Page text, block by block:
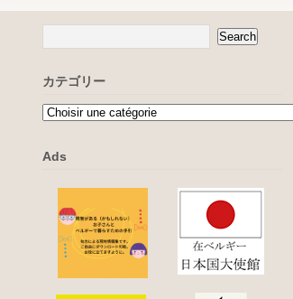
カテゴリー
Ads